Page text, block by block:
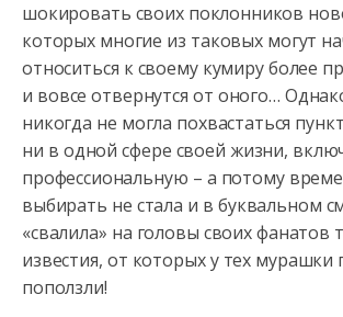
шокировать своих поклонников
которых многие из таковых могут
относиться к своему кумиру более
и вовсе отвернутся от оного…
никогда не могла похвастаться
ни в одной сфере своей жизни,
профессиональную – а потому
выбирать не стала и в буквальном
«свалила» на головы своих фанатов
известия, от которых у тех мурашки
поползли!